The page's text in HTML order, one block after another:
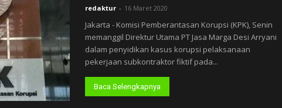
redaktur - 16 Maret 2020
Jakarta - Komisi Pemberantasan Korupsi (KPK), Senin
memanggil Direktur Utama PT Jasa Marga Desi Arryani
dalam penyidikan kasus korupsi pelaksanaan
pekerjaan subkontraktor fiktif pada...
Baca Selengkapnya